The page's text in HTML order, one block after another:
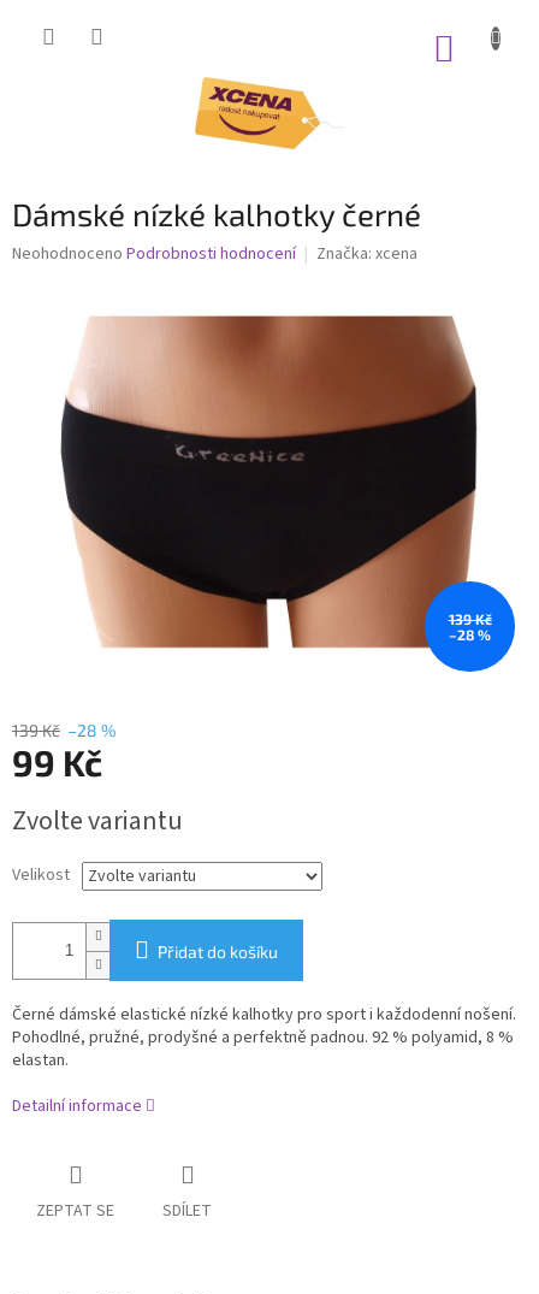
Dámské nízké kalhotky černé
Průměrné
hvězdiček.
Neohodnoceno Podrobnosti hodnocení Značka: xcena
139 Kč
–28 %
139 Kč –28 %
99 Kč
cena:
Zvolte variantu
Velikost
Přidat do košíku
Černé dámské elastické nízké kalhotky pro sport i každodenní nošení.
Pohodlné, pružné, prodyšné a perfektně padnou. 92 % polyamid, 8 %
elastan.
Detailní informace
ZEPTAT SE SDÍLET